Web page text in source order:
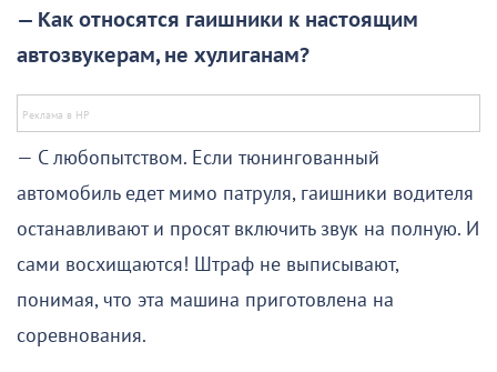
— Как относятся гаишники к настоящим
автозвукерам, не хулиганам?
— С любопытством. Если тюнингованный
автомобиль едет мимо патруля, гаишники водителя
останавливают и просят включить звук на полную. И
сами восхищаются! Штраф не выписывают,
понимая, что эта машина приготовлена на
соревнования.